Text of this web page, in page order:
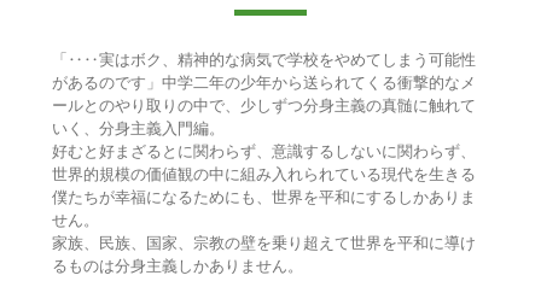
「‥‥実はボク、精神的な病気で学校をやめてしまう可能性
があるのです」中学二年の少年から送られてくる衝撃的なメ
ールとのやり取りの中で、少しずつ分身主義の真髄に触れて
いく、分身主義入門編。
好むと好まざるとに関わらず、意識するしないに関わらず、
世界的規模の価値観の中に組み入れられている現代を生きる
僕たちが幸福になるためにも、世界を平和にするしかありま
せん。
家族、民族、国家、宗教の壁を乗り超えて世界を平和に導け
るものは分身主義しかありません。